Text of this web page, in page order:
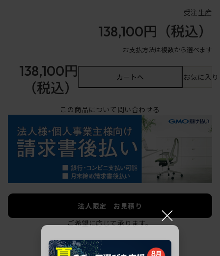
受注生産
138,100円 （税込）
お支払方法は複数から選べます
138,100円
（税込）
カートへ お気に入
この商品について問い合わせる
法人限定 お見積り
ご希望に応じて承ります。
×